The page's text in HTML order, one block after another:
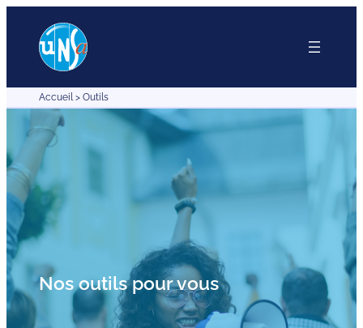
Accueil> Outils
Nos outils pour vous